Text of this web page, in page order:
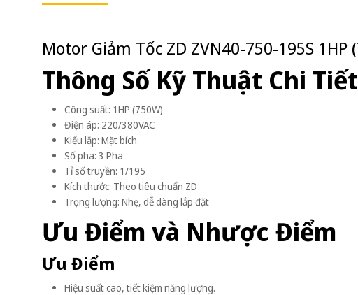
Motor Giảm Tốc ZD ZVN40-750-195S 1HP
Thông Số Kỹ Thuật Chi Tiết
Công suất: 1HP (750W)
Điện áp: 220/380VAC
Kiểu lắp: Mặt bích
Số pha: 3 Pha
Tỉ số truyền: 1/195
Kích thước: Theo tiêu chuẩn ZD
Trọng lượng: Nhẹ, dễ dàng lắp đặt
Ưu Điểm và Nhược Điểm
Ưu Điểm
Hiệu suất cao, tiết kiệm năng lượng.